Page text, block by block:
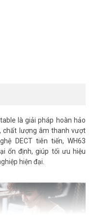
là giải pháp hoàn hảo
chất lượng âm thanh vượt
DECT tiên tiến, WH63
ổn định, giúp tối ưu hiệu
hiện đại.